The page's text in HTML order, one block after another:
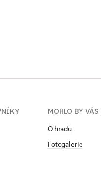
MOHLO BY
O hradu
Fotogalerie